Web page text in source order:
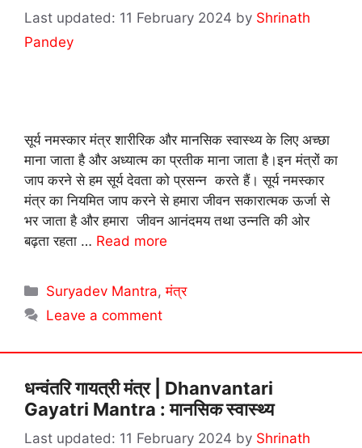
11 February 2024 by Shrinath
Pandey
सूर्य नमस्कार मंत्र शारीरिक और मानसिक स्वास्थ्य के लिए अच्छा
माना जाता है और अध्यात्म का प्रतीक माना जाता है।इन मंत्रों का
जाप करने से हम सूर्य देवता को प्रसन्न करते हैं। सूर्य नमस्कार
मंत्र का नियमित जाप करने से हमारा जीवन सकारात्मक ऊर्जा से
भर जाता है और हमारा जीवन आनंदमय तथा उन्नति की ओर
बढ़ता रहता … Read more
Categories
Suryadev Mantra,मंत्र
Leave a comment
धन्वंतरि गायत्री मंत्र | Dhanvantari
Gayatri Mantra : मानसिक स्वास्थ्य
11 February 2024 by Shrinath